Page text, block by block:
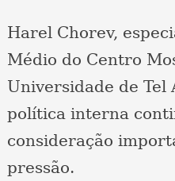
Harel Chorev,
Médio do Centro
Universidade de Tel
política interna
consideração
pressão.